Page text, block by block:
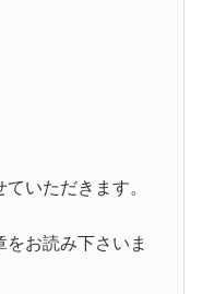
いただきます。
お読み下さいま